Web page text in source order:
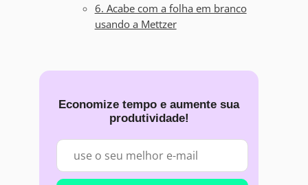
6. Acabe com a folha em branco
usando a Mettzer
Economize tempo e aumente sua
produtividade!